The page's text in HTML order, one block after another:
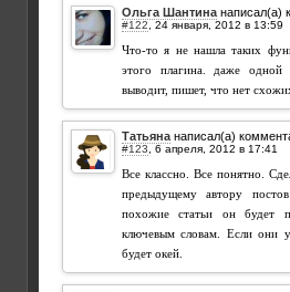
Ольга Шантина написал(а)
#122
Что-то я не нашла таких
этого плагина. даже одной
выводит, пишет, что нет
Татьяна написал(а)
#123
Все классно. Все понятно.
предыдущему автору
похожие статьи он будет
ключевым словам. Если они
будет окей.